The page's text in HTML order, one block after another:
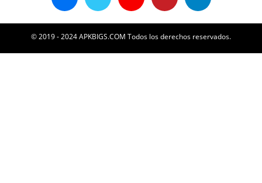
© 2019 - 2024 APKBIGS.COM Todos los derechos reservados.